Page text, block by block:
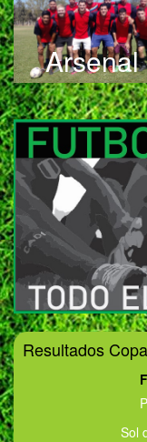
Resultados
Sol